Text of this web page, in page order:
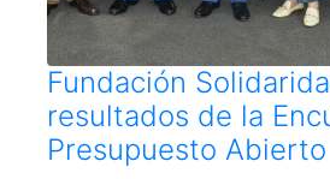
Fundación
resultados de la
Presupuesto Abierto